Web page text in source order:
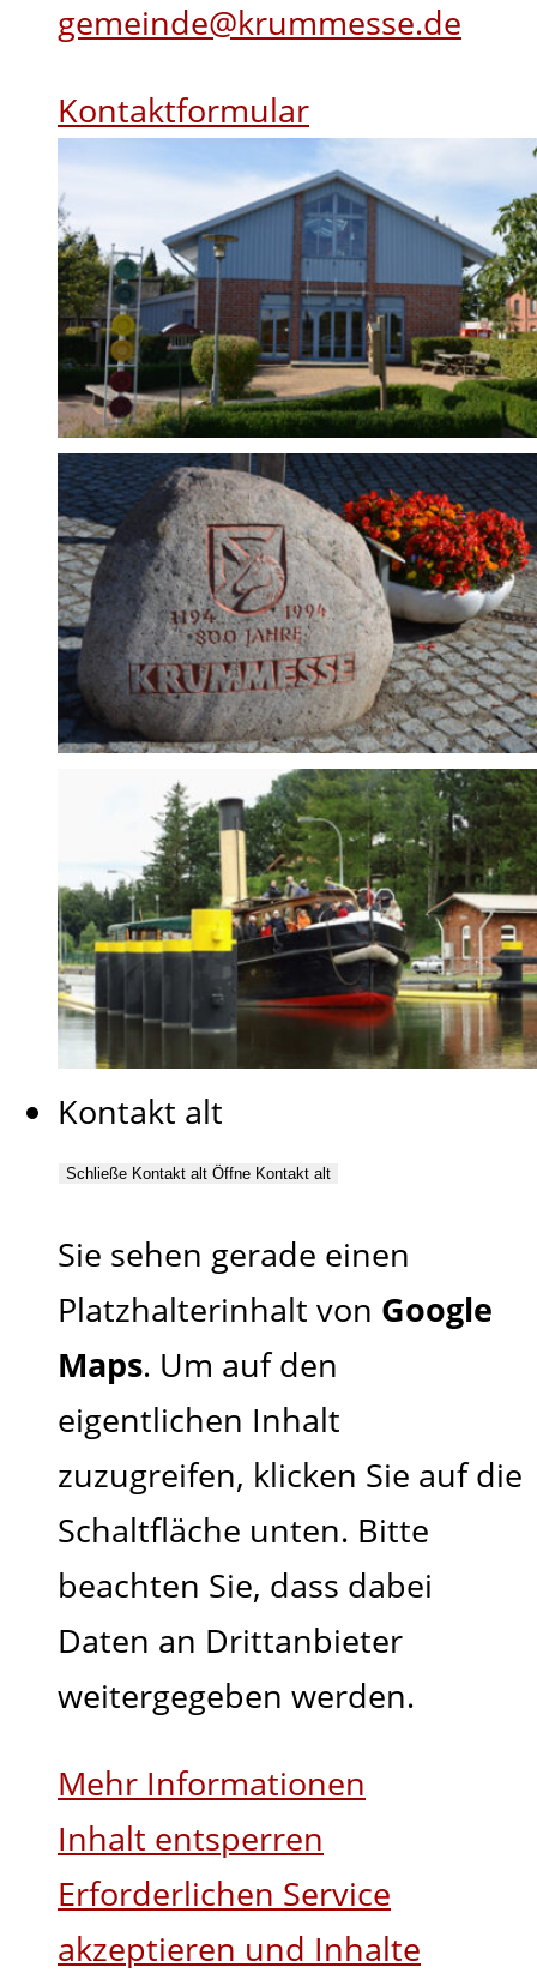
gemeinde@krummesse.de
Kontaktformular
Kontakt alt
Schließe Kontakt alt Öffne Kontakt alt
Sie sehen gerade einen
Platzhalterinhalt von Google
Maps. Um auf den
eigentlichen Inhalt
zuzugreifen, klicken Sie auf die
Schaltfläche unten. Bitte
beachten Sie, dass dabei
Daten an Drittanbieter
weitergegeben werden.
Mehr Informationen
Inhalt entsperren
Erforderlichen Service
akzeptieren und Inhalte